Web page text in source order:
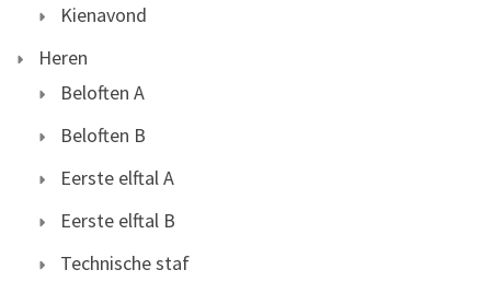
Kienavond
Heren
Beloften A
Beloften B
Eerste elftal A
Eerste elftal B
Technische staf